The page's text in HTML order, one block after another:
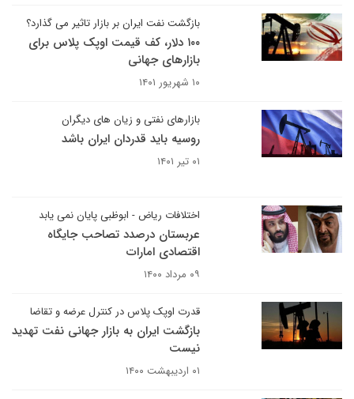
بازگشت نفت ایران بر بازار تاثیر می گذارد؟
۱۰۰ دلار، کف قیمت اوپک پلاس برای
بازارهای جهانی
۱۰ شهریور ۱۴۰۱
بازارهای نفتی و زیان های دیگران
روسیه باید قدردان ایران باشد
۰۱ تیر ۱۴۰۱
اختلافات ریاض - ابوظبی پایان نمی یابد
عربستان درصدد تصاحب جایگاه
اقتصادی امارات
۰۹ مرداد ۱۴۰۰
قدرت اوپک پلاس در کنترل عرضه و تقاضا
بازگشت ایران به بازار جهانی نفت تهدید
نیست
۰۱ اردیبهشت ۱۴۰۰